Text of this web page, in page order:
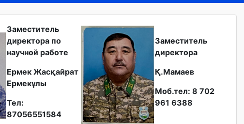
Заместитель
директора по
научной работе
Ермек Жасқайрат
Ермекұлы
Тел:
87056551584
Заместитель
директора
Қ.Мамаев
Моб.тел: 8 702
961 6388